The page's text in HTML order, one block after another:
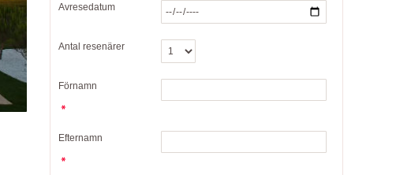
Avresedatum
Antal resenärer
Förnamn
Efternamn